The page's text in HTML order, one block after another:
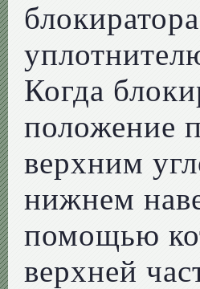
Когда
положение
верхним
нижнем
помощью
верхней